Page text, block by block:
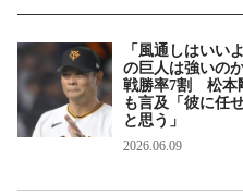
「風通しはいい
の巨人は強い
戦勝率7割 松本
も言及「彼に任
と思う」
2026.06.09